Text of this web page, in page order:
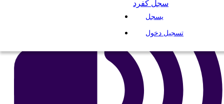
سجل كفرد
يسجل
تسجيل دخول